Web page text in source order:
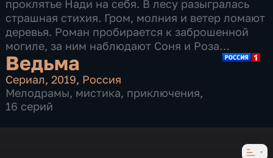
проклятье Нади на себя. В лесу разыгралась
страшная стихия. Гром, молния и ветер ломают
деревья. Роман пробирается к заброшенной
могиле, за ним наблюдают Соня и Роза…
Ведьма
Сериал,2019, Россия
Мелодрамы, мистика, приключения,
16 серий